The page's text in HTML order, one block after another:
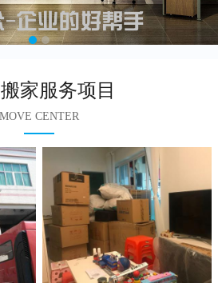
家服务项目
MOVE CENTER